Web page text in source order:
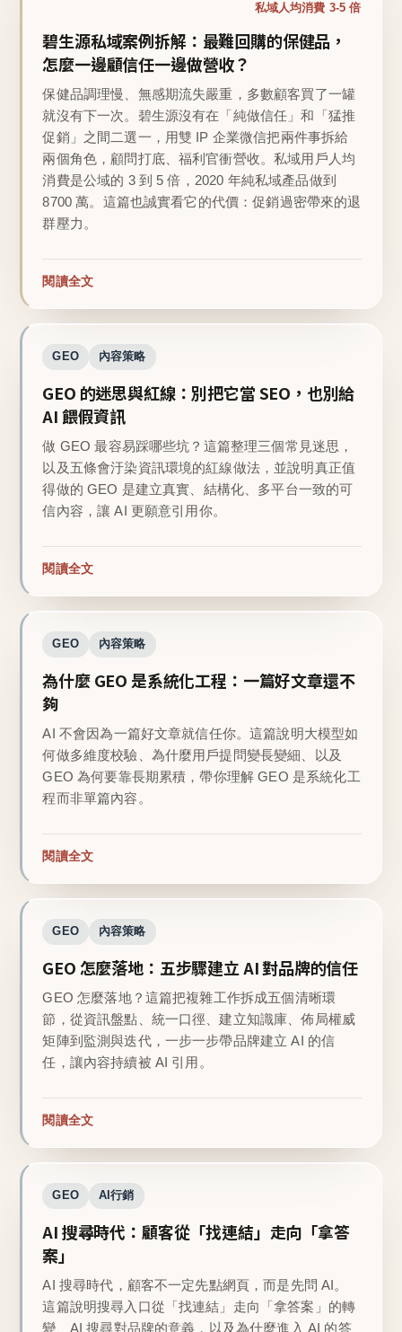
私域人均消費 3-5 倍
碧生源私域案例拆解：最難回購的保健品，
怎麼一邊顧信任一邊做營收？
保健品調理慢、無感期流失嚴重，多數顧客買了一罐
就沒有下一次。碧生源沒有在「純做信任」和「猛推
促銷」之間二選一，用雙 IP 企業微信把兩件事拆給
兩個角色，顧問打底、福利官衝營收。私域用戶人均
消費是公域的 3 到 5 倍，2020 年純私域產品做到
8700 萬。這篇也誠實看它的代價：促銷過密帶來的退
群壓力。
閱讀全文
GEO 內容策略
GEO 的迷思與紅線：別把它當 SEO，也別給
AI 餵假資訊
做 GEO 最容易踩哪些坑？這篇整理三個常見迷思，
以及五條會汙染資訊環境的紅線做法，並說明真正值
得做的 GEO 是建立真實、結構化、多平台一致的可
信內容，讓 AI 更願意引用你。
閱讀全文
GEO 內容策略
為什麼 GEO 是系統化工程：一篇好文章還不
夠
AI 不會因為一篇好文章就信任你。這篇說明大模型如
何做多維度校驗、為什麼用戶提問變長變細、以及
GEO 為何要靠長期累積，帶你理解 GEO 是系統化工
程而非單篇內容。
閱讀全文
GEO 內容策略
GEO 怎麼落地：五步驟建立 AI 對品牌的信任
GEO 怎麼落地？這篇把複雜工作拆成五個清晰環
節，從資訊盤點、統一口徑、建立知識庫、佈局權威
矩陣到監測與迭代，一步一步帶品牌建立 AI 的信
任，讓內容持續被 AI 引用。
閱讀全文
GEO AI行銷
AI 搜尋時代：顧客從「找連結」走向「拿答
案」
AI 搜尋時代，顧客不一定先點網頁，而是先問 AI。
這篇說明搜尋入口從「找連結」走向「拿答案」的轉
變、AI 搜尋對品牌的意義，以及為什麼進入 AI 的答